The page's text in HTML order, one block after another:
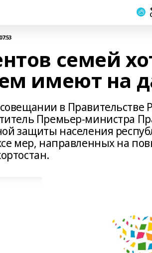
семей
имеют на
в Правительстве
Премьер-министра
защиты населения
мер, направленных на